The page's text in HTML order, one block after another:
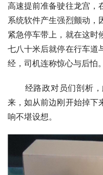
高速提前准备驶往龙宫，
系统软件产生强烈颤动，
紧急停车带上，就在这时
七八十米后就停在行车道
经，司机连称惊心与后怕。
经路政对员们剖析，
来，如从前边刚开始掉下
响不堪设想。